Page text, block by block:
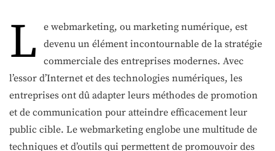
L
e webmarketing, ou marketing numérique, est
devenu un élément incontournable de la stratégie
commerciale des entreprises modernes. Avec
l’essor d’Internet et des technologies numériques, les
entreprises ont dû adapter leurs méthodes de promotion
et de communication pour atteindre efficacement leur
public cible. Le webmarketing englobe une multitude de
techniques et d’outils qui permettent de promouvoir des